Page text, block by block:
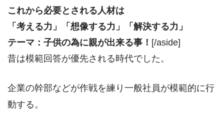
これから必要とされる人材は
「考える力」「想像する力」「解決する力」
テーマ：子供の為に親が出来る事！ [/aside]
昔は模範回答が優先される時代でした。
企業の幹部などが作戦を練り一般社員が模範的に行
動する。